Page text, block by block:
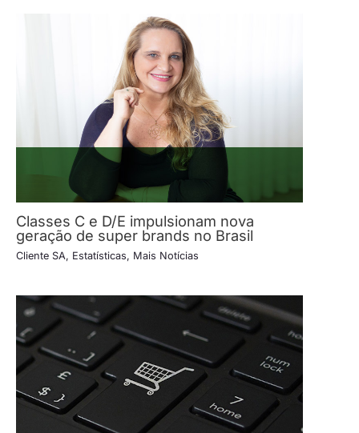
Classes C e D/E impulsionam nova
geração de super brands no Brasil
Cliente SA, Estatísticas, Mais Notícias